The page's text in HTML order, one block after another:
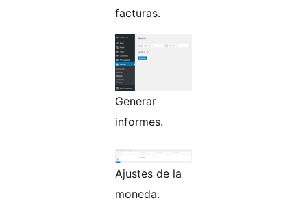
facturas.
Generar
informes.
Ajustes de la
moneda.